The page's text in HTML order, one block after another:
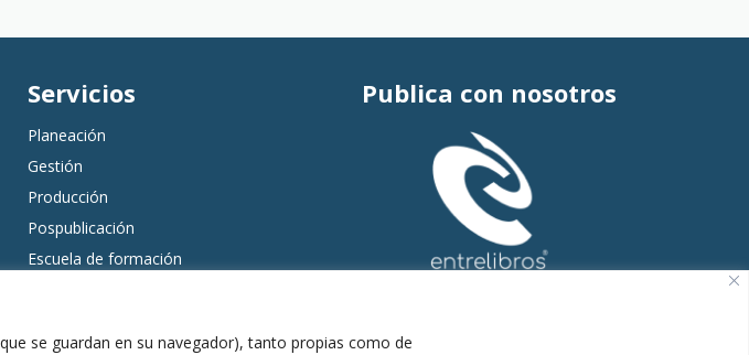
se guardan en su navegador), tanto propias como de
Servicios
Planeación
Gestión
Producción
Pospublicación
Escuela de formación
Publica con nosotros
© 2023